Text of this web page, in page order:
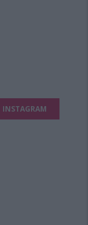
INSTAGRAM